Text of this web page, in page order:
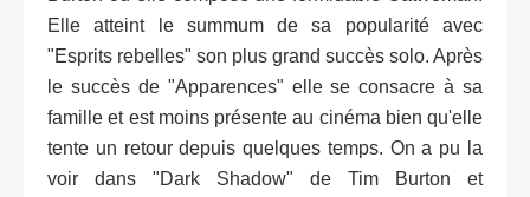
Elle atteint le summum de sa popularité avec
"Esprits rebelles" son plus grand succès solo. Après
le succès de "Apparences" elle se consacre à sa
famille et est moins présente au cinéma bien qu'elle
tente un retour depuis quelques temps. On a pu la
voir dans "Dark Shadow" de Tim Burton et